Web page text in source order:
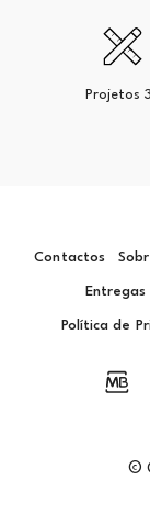
Projetos
Contactos
Entregas
Política de
©